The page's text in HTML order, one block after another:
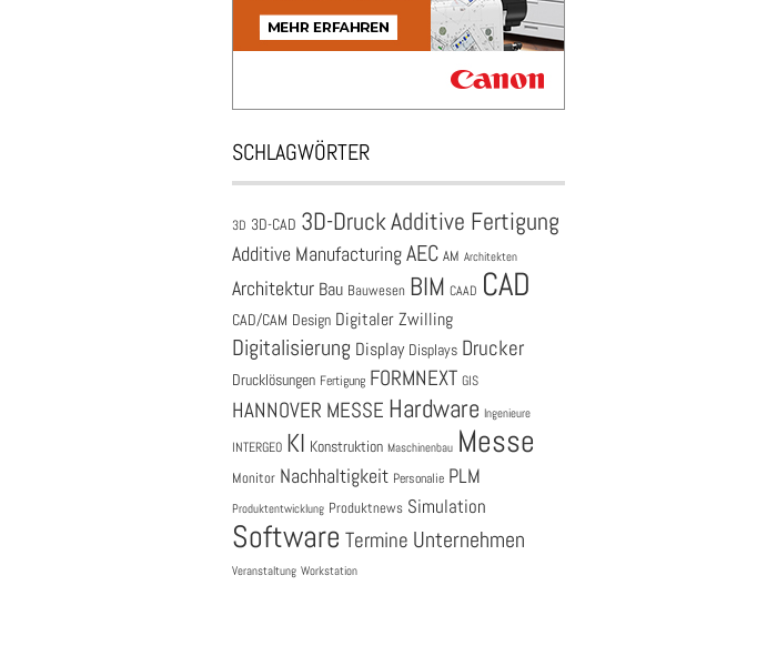
SCHLAGWÖRTER
3D 3D-CAD 3D-DruckAdditive Fertigung
Additive ManufacturingAEC AM Architekten
Architektur Bau Bauwesen BIM CAAD CAD
CAD/CAM Design Digitaler Zwilling
Digitalisierung Display Displays Drucker
Drucklösungen Fertigung FORMNEXT GIS
HANNOVER MESSE Hardware Ingenieure
INTERGEO KI Konstruktion Maschinenbau Messe
Monitor Nachhaltigkeit Personalie PLM
Produktentwicklung Produktnews Simulation
Software Termine Unternehmen
Veranstaltung Workstation